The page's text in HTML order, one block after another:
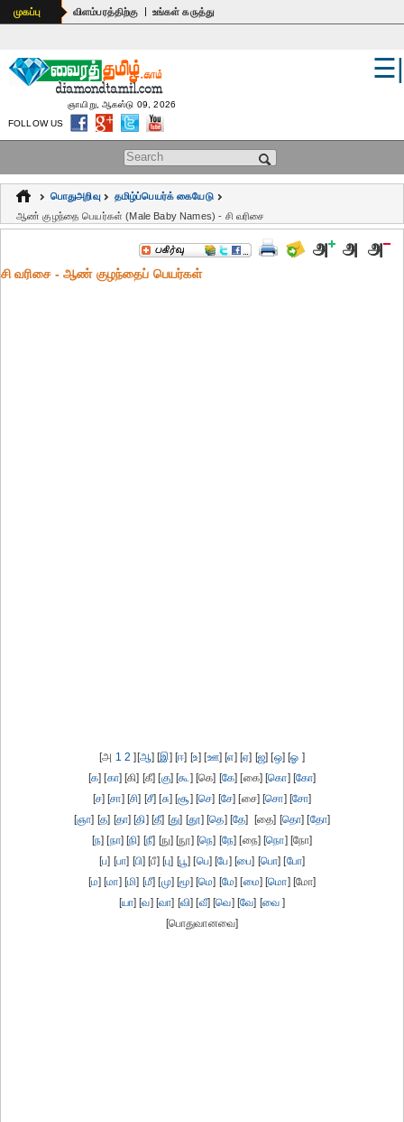
உலகம்
பொதுஅறிவு
கல்வி
ஆன்மிகம்
முகப்பு விளம்பரத்திற்கு | உங்கள் கருத்து
Search form
☰|
ஞாயிறு, ஆகஸ்டு 09, 2026
FOLLOW US
பொதுஅறிவு
தமிழ்ப்பெயர்க் கையேடு
ஆண் குழந்தை பெயர்கள் (Male Baby Names) - சி வரிசை
சி வரிசை - ஆண் குழந்தைப் பெயர்கள்
[அ 1 2 ][ஆ] [இ] [ஈ] [உ] [ஊ] [எ] [ஏ] [ஜ] [ஒ] [ஓ ]
[க] [கா] [கி] [கீ] [கு] [கூ] [கெ] [கே] [கை] [கொ] [கோ]
[ச] [சா] [சி] [சீ] [சு] [சூ] [செ] [சே] [சை] [சொ] [சோ]
[ஞா] [த] [தா] [தி] [தீ] [து] [தூ] [தெ] [தே] [தை] [தொ] [தோ]
[ந] [நா] [நி] [நீ] [நு] [நூ] [நெ] [நே] [நை] [நொ] [நோ]
[ப] [பா] [பி] [பீ] [பு] [பூ] [பெ] [பே] [பை] [பொ] [போ]
[ம] [மா] [மி] [மீ] [மு] [மூ] [மெ] [மே] [மை] [மொ] [மோ]
[யா] [வ] [வா] [வி] [வீ] [வெ] [வே] [வை]
[பொதுவானவை]